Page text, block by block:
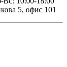
5, офис 101